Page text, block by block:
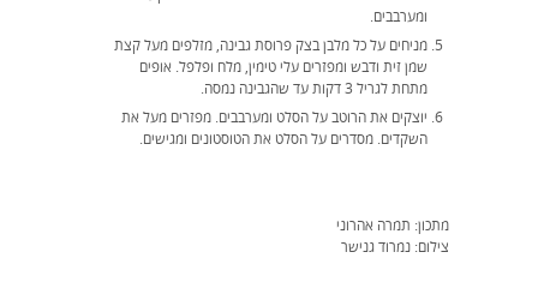
ומערבבים.
מניחים על כל מלבן בצק פרוסת גבינה, מזלפים מעל קצת
שמן זית ודבש ומפזרים עלי טימין, מלח ופלפל. אופים
מתחת לגריל 3 דקות עד שהגבינה נמסה.
יוצקים את הרוטב על הסלט ומערבבים. מפזרים מעל את
השקדים. מסדרים על הסלט את הטוסטונים ומגישים.
מתכון: תמרה אהרוני
צילום: נמרוד גנישר